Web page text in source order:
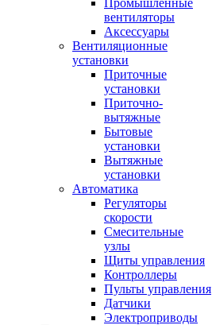
Промышленные
вентиляторы
Аксессуары
Вентиляционные
установки
Приточные
установки
Приточно-
вытяжные
Бытовые
установки
Вытяжные
установки
Автоматика
Регуляторы
скорости
Смесительные
узлы
Щиты управления
Контроллеры
Пульты управления
Датчики
Электроприводы